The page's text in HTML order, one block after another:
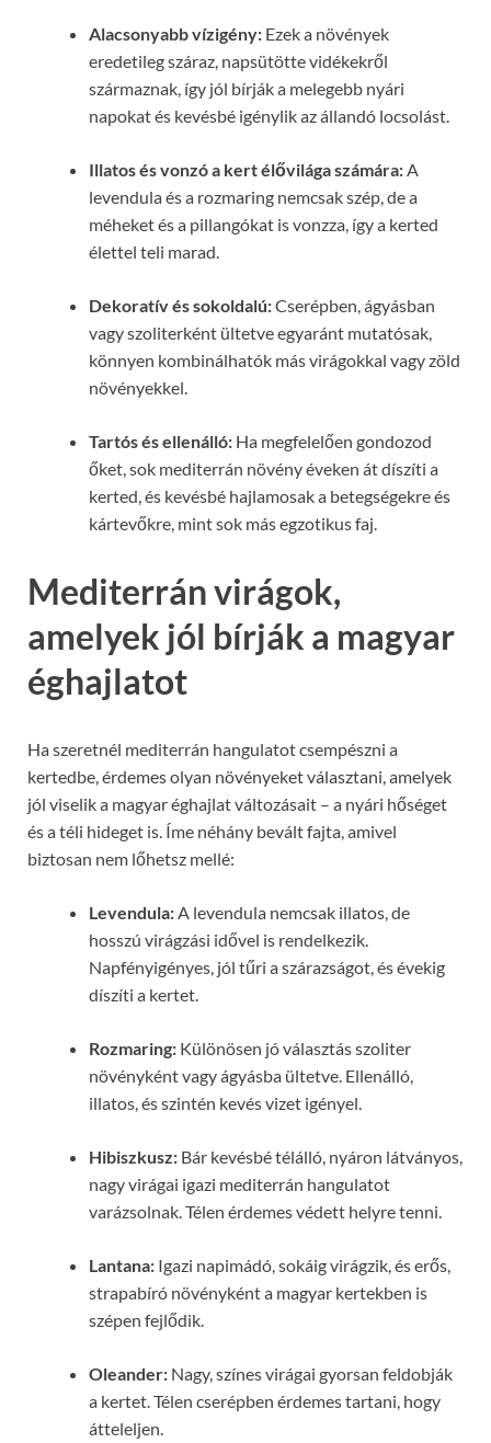
Alacsonyabb vízigény: Ezek a növények
eredetileg száraz, napsütötte vidékekről
származnak, így jól bírják a melegebb nyári
napokat és kevésbé igénylik az állandó locsolást.
Illatos és vonzó a kert élővilága számára:A
levendula és a rozmaring nemcsak szép, de a
méheket és a pillangókat is vonzza, így a kerted
élettel teli marad.
Dekoratív és sokoldalú:Cserépben, ágyásban
vagy szoliterként ültetve egyaránt mutatósak,
könnyen kombinálhatók más virágokkal vagy zöld
növényekkel.
Tartós és ellenálló: Ha megfelelően gondozod
őket, sok mediterrán növény éveken át díszíti a
kerted, és kevésbé hajlamosak a betegségekre és
kártevőkre, mint sok más egzotikus faj.
Mediterrán virágok,
amelyek jól bírják a magyar
éghajlatot
Ha szeretnél mediterrán hangulatot csempészni a
kertedbe, érdemes olyan növényeket választani, amelyek
jól viselik a magyar éghajlat változásait – a nyári hőséget
és a téli hideget is. Íme néhány bevált fajta, amivel
biztosan nem lőhetsz mellé:
Levendula: A levendula nemcsak illatos, de
hosszú virágzási idővel is rendelkezik.
Napfényigényes, jól tűri a szárazságot, és évekig
díszíti a kertet.
Rozmaring: Különösen jó választás szoliter
növényként vagy ágyásba ültetve. Ellenálló,
illatos, és szintén kevés vizet igényel.
Hibiszkusz: Bár kevésbé télálló, nyáron látványos,
nagy virágai igazi mediterrán hangulatot
varázsolnak. Télen érdemes védett helyre tenni.
Lantana: Igazi napimádó, sokáig virágzik, és erős,
strapabíró növényként a magyar kertekben is
szépen fejlődik.
Oleander: Nagy, színes virágai gyorsan feldobják
a kertet. Télen cserépben érdemes tartani, hogy
átteleljen.